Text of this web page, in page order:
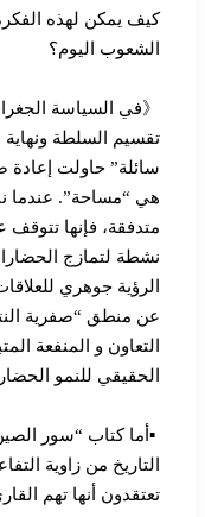
كيف يمكن لهذه
الشعوب اليوم؟
《في السياسة
تقسيم السلطة
سائلة” حاولت إعادة
هي “مساحة”. عندما
متدفقة، فإنها تتوقف
نشطة لتمازج
الرؤية جوهري
عن منطق “صفرية
التعاون و المنفعة
الحقيقي للنمو
▪︎أما كتاب “سور
التاريخ من زاوية
تعتقدون أنها تهم